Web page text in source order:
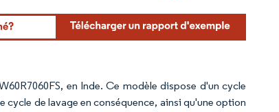
La réutilisation nécessite une attribution sous CC BY 4.0.
en Inde. Ce modèle dispose d'un cycle
cycle de lavage en conséquence, ainsi qu'une option